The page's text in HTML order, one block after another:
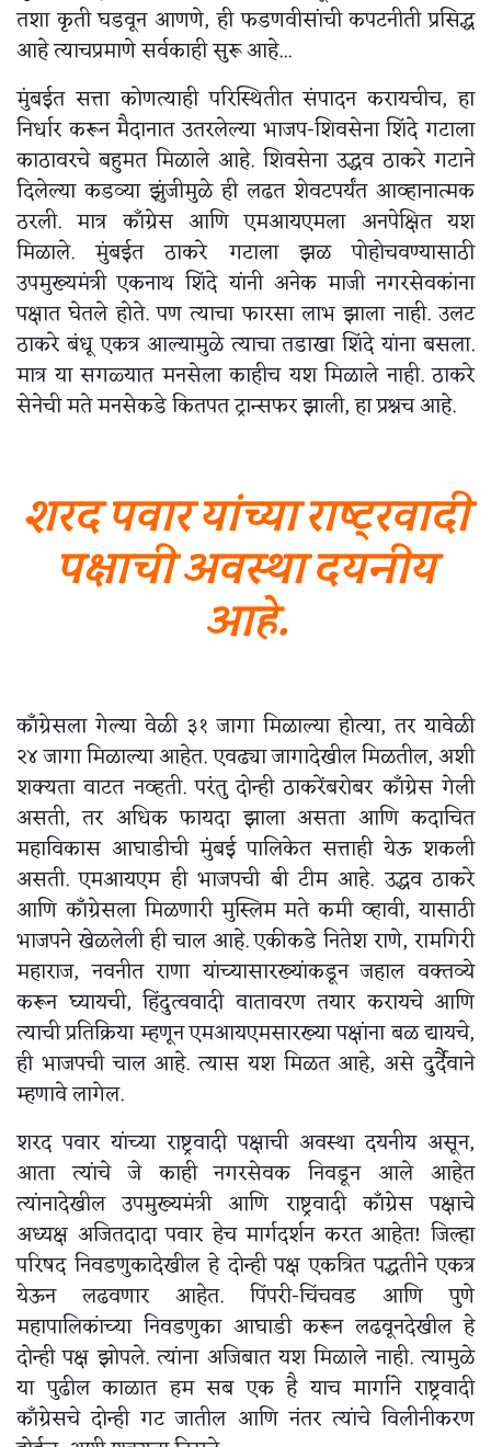
तशा कृती घडवून आणणे, ही फडणवीसांची कपटनीती प्रसिद्ध
आहे त्याचप्रमाणे सर्वकाही सुरू आहे...
मुंबईत सत्ता कोणत्याही परिस्थितीत संपादन करायचीच, हा
निर्धार करून मैदानात उतरलेल्या भाजप-शिवसेना शिंदे गटाला
काठावरचे बहुमत मिळाले आहे. शिवसेना उद्धव ठाकरे गटाने
दिलेल्या कडव्या झुंजीमुळे ही लढत शेवटपर्यंत आव्हानात्मक
ठरली. मात्र काँग्रेस आणि एमआयएमला अनपेक्षित यश
मिळाले. मुंबईत ठाकरे गटाला झळ पोहोचवण्यासाठी
उपमुख्यमंत्री एकनाथ शिंदे यांनी अनेक माजी नगरसेवकांना
पक्षात घेतले होते. पण त्याचा फारसा लाभ झाला नाही. उलट
ठाकरे बंधू एकत्र आल्यामुळे त्याचा तडाखा शिंदे यांना बसला.
मात्र या सगळ्यात मनसेला काहीच यश मिळाले नाही. ठाकरे
सेनेची मते मनसेकडे कितपत ट्रान्सफर झाली, हा प्रश्नच आहे.
शरद पवार यांच्या राष्ट्रवादी
पक्षाची अवस्था दयनीय
आहे.
काँग्रेसला गेल्या वेळी ३१ जागा मिळाल्या होत्या, तर यावेळी
२४ जागा मिळाल्या आहेत. एवढ्या जागादेखील मिळतील, अशी
शक्यता वाटत नव्हती. परंतु दोन्ही ठाकरेंबरोबर काँग्रेस गेली
असती, तर अधिक फायदा झाला असता आणि कदाचित
महाविकास आघाडीची मुंबई पालिकेत सत्ताही येऊ शकली
असती. एमआयएम ही भाजपची बी टीम आहे. उद्धव ठाकरे
आणि काँग्रेसला मिळणारी मुस्लिम मते कमी व्हावी, यासाठी
भाजपने खेळलेली ही चाल आहे. एकीकडे नितेश राणे, रामगिरी
महाराज, नवनीत राणा यांच्यासारख्यांकडून जहाल वक्तव्ये
करून घ्यायची, हिंदुत्ववादी वातावरण तयार करायचे आणि
त्याची प्रतिक्रिया म्हणून एमआयएमसारख्या पक्षांना बळ द्यायचे,
ही भाजपची चाल आहे. त्यास यश मिळत आहे, असे दुर्दैवाने
म्हणावे लागेल.
शरद पवार यांच्या राष्ट्रवादी पक्षाची अवस्था दयनीय असून,
आता त्यांचे जे काही नगरसेवक निवडून आले आहेत
त्यांनादेखील उपमुख्यमंत्री आणि राष्ट्रवादी काँग्रेस पक्षाचे
अध्यक्ष अजितदादा पवार हेच मार्गदर्शन करत आहेत! जिल्हा
परिषद निवडणुकादेखील हे दोन्ही पक्ष एकत्रित पद्धतीने एकत्र
येऊन लढवणार आहेत. पिंपरी-चिंचवड आणि पुणे
महापालिकांच्या निवडणुका आघाडी करून लढवूनदेखील हे
दोन्ही पक्ष झोपले. त्यांना अजिबात यश मिळाले नाही. त्यामुळे
या पुढील काळात हम सब एक है याच मार्गाने राष्ट्रवादी
काँग्रेसचे दोन्ही गट जातील आणि नंतर त्यांचे विलीनीकरण